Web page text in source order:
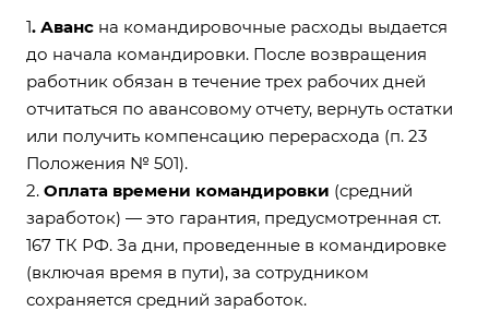
1. Аванс на командировочные расходы выдается
до начала командировки. После возвращения
работник обязан в течение трех рабочих дней
отчитаться по авансовому отчету, вернуть остатки
или получить компенсацию перерасхода (п. 23
Положения № 501).
2. Оплата времени командировки (средний
заработок) — это гарантия, предусмотренная ст.
167 ТК РФ. За дни, проведенные в командировке
(включая время в пути), за сотрудником
сохраняется средний заработок.